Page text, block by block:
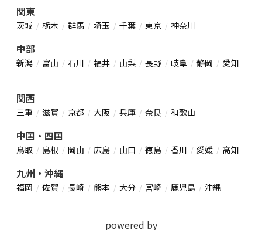
関東
茨城 栃木 群馬 埼玉 千葉 東京 神奈川
中部
新潟 富山 石川 福井 山梨 長野 岐阜 静岡 愛知
関西
三重 滋賀 京都 大阪 兵庫 奈良 和歌山
中国・四国
鳥取 島根 岡山 広島 山口 徳島 香川 愛媛 高知
九州・沖縄
福岡 佐賀 長崎 熊本 大分 宮崎 鹿児島 沖縄
powered by